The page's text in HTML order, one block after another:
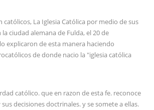
católicos, La Iglesia Católica por medio de sus
ciudad alemana de Fulda, el 20 de
explicaron de esta manera haciendo
de donde nacio la "iglesia católica
católico. que en razon de esta fe. reconoce
decisiones doctrinales. y se somete a ellas.